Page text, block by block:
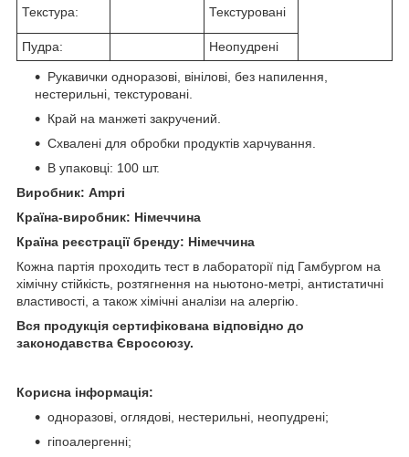
Текстура: Текстуровані
Пудра: Неопудрені
Рукавички одноразові, вінілові, без напилення,
нестерильні, текстуровані.
Край на манжеті закручений.
Схвалені для обробки продуктів харчування.
В упаковці: 100 шт.
Виробник: Ampri
Країна-виробник: Німеччина
Країна реєстрації бренду: Німеччина
Кожна партія проходить тест в лабораторії під Гамбургом на
хімічну стійкість, розтягнення на ньютоно-метрі, антистатичні
властивості, а також хімічні аналізи на алергію.
Вся продукція сертифікована відповідно до
законодавства Євросоюзу.
Корисна інформація:
одноразові, оглядові, нестерильні, неопудрені;
гіпоалергенні;